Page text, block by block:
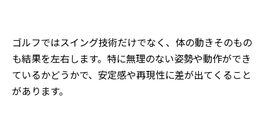
ゴルフではスイング技術だけでなく、体の動きそのもの
も結果を左右します。特に無理のない姿勢や動作ができ
ているかどうかで、安定感や再現性に差が出てくること
があります。